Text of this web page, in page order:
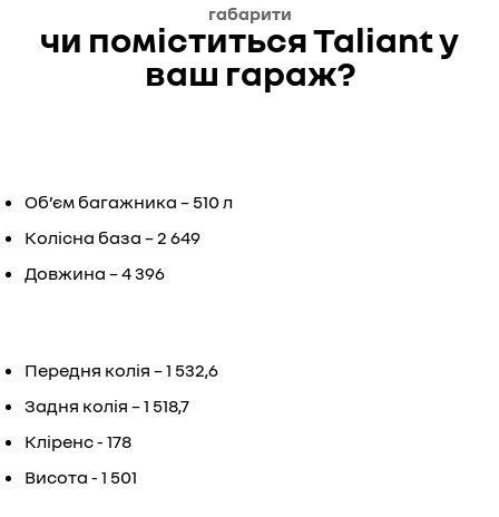
габарити
чи поміститься Taliant у
ваш гараж?
Об’єм багажника – 510 л
Колісна база – 2 649
Довжина – 4 396
Передня колія – 1 532,6
Задня колія – 1 518,7
Кліренс - 178
Висота - 1 501